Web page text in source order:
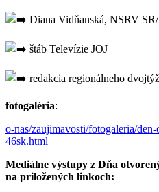
Diana Vidňanská, NSRV
štáb Televízie JOJ
redakcia regionálneho
fotogaléria:
o-nas/zaujimavosti/fotogaleria/
46sk.html
Mediálne výstupy z Dňa
na priložených linkoch: